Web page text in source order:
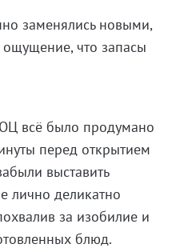
заменялись новыми,
что запасы
всё было продумано
перед открытием
выставить
лично деликатно
за изобилие и
блюд.